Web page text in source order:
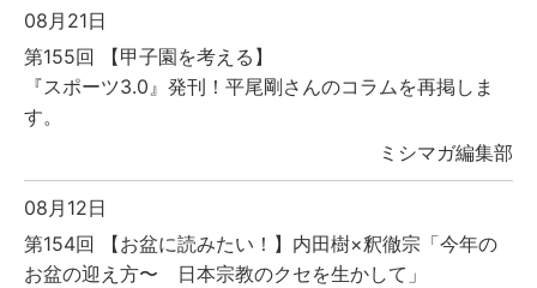
08月21日
第155回 【甲子園を考える】
『スポーツ3.0』発刊！平尾剛さんのコラムを再掲しま
す。
ミシマガ編集部
08月12日
第154回 【お盆に読みたい！】内田樹×釈徹宗「今年の
お盆の迎え方〜 日本宗教のクセを生かして」